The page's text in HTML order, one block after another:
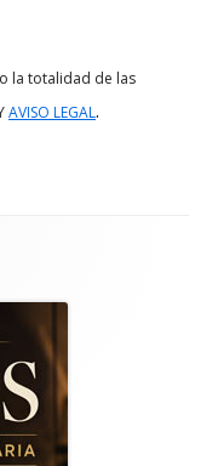
la totalidad de las
AVISO LEGAL.